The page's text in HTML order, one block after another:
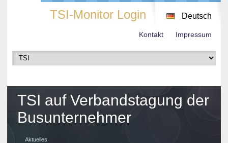
TSI-Monitor Login Deutsch
Kontakt Impressum
TSI auf Verbandstagung der
Busunternehmer
Aktuelles